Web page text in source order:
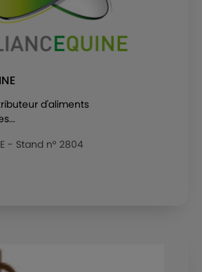
d'aliments
- Stand n° 2804